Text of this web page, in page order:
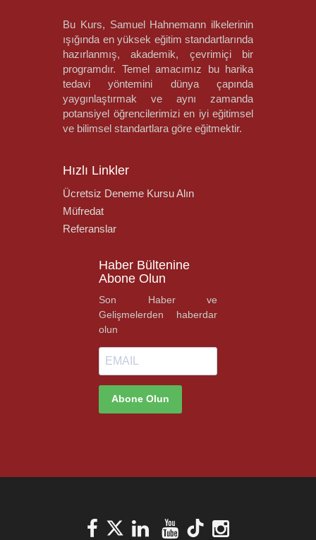
Bu Kurs, Samuel Hahnemann ilkelerinin
ışığında en yüksek eğitim standartlarında
hazırlanmış, akademik, çevrimiçi bir
programdır. Temel amacımız bu harika
tedavi yöntemini dünya çapında
yaygınlaştırmak ve aynı zamanda
potansiyel öğrencilerimizi en iyi eğitimsel
ve bilimsel standartlara göre eğitmektir.
Hızlı Linkler
Ücretsiz Deneme Kursu Alın
Müfredat
Referanslar
Haber Bültenine
Abone Olun
Son Haber ve
Gelişmelerden haberdar
olun
Abone Olun